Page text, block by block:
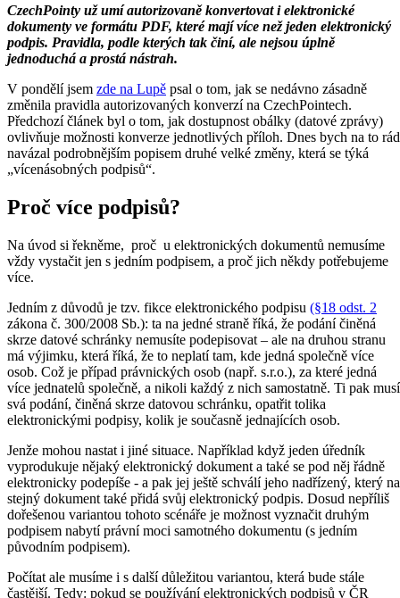
CzechPointy už umí autorizovaně konvertovat i elektronické
dokumenty ve formátu PDF, které mají více než jeden elektronický
podpis. Pravidla, podle kterých tak činí, ale nejsou úplně
jednoduchá a prostá nástrah.
V pondělí jsem zde na Lupě psal o tom, jak se nedávno zásadně
změnila pravidla autorizovaných konverzí na CzechPointech.
Předchozí článek byl o tom, jak dostupnost obálky (datové zprávy)
ovlivňuje možnosti konverze jednotlivých příloh. Dnes bych na to rád
navázal podrobnějším popisem druhé velké změny, která se týká
„vícenásobných podpisů“.
Proč více podpisů?
Na úvod si řekněme, proč u elektronických dokumentů nemusíme
vždy vystačit jen s jedním podpisem, a proč jich někdy potřebujeme
více.
Jedním z důvodů je tzv. fikce elektronického podpisu (§18 odst. 2
zákona č. 300/2008 Sb.): ta na jedné straně říká, že podání činěná
skrze datové schránky nemusíte podepisovat – ale na druhou stranu
má výjimku, která říká, že to neplatí tam, kde jedná společně více
osob. Což je případ právnických osob (např. s.r.o.), za které jedná
více jednatelů společně, a nikoli každý z nich samostatně. Ti pak musí
svá podání, činěná skrze datovou schránku, opatřit tolika
elektronickými podpisy, kolik je současně jednajících osob.
Jenže mohou nastat i jiné situace. Například když jeden úředník
vyprodukuje nějaký elektronický dokument a také se pod něj řádně
elektronicky podepíše - a pak jej ještě schválí jeho nadřízený, který na
stejný dokument také přidá svůj elektronický podpis. Dosud nepříliš
dořešenou variantou tohoto scénáře je možnost vyznačit druhým
podpisem nabytí právní moci samotného dokumentu (s jedním
původním podpisem).
Počítat ale musíme i s další důležitou variantou, která bude stále
častější. Tedy: pokud se používání elektronických podpisů v ČR